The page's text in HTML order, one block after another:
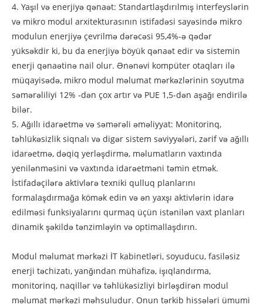
4. Yaşıl və enerjiyə qənaət: Standartlaşdırılmış interfeyslərin
və mikro modul arxitekturasının istifadəsi sayəsində mikro
modulun enerjiyə çevrilmə dərəcəsi 95,4%-ə qədər
yüksəkdir ki, bu da enerjiyə böyük qənaət edir və sistemin
enerji qənaətinə nail olur. Ənənəvi kompüter otaqları ilə
müqayisədə, mikro modul məlumat mərkəzlərinin soyutma
səmərəliliyi 12% -dən çox artır və PUE 1,5-dən aşağı endirilə
bilər.
5. Ağıllı idarəetmə və səmərəli əməliyyat: Monitorinq,
təhlükəsizlik siqnalı və digər sistem səviyyələri, zərif və ağıllı
idarəetmə, dəqiq yerləşdirmə, məlumatların vaxtında
yenilənməsini və vaxtında idarəetməni təmin etmək.
İstifadəçilərə aktivlərə texniki qulluq planlarını
formalaşdırmağa kömək edin və ən yaxşı aktivlərin idarə
edilməsi funksiyalarını qurmaq üçün istənilən vaxt planları
dinamik şəkildə tənzimləyin və optimallaşdırın.
Modul məlumat mərkəzi İT kabinetləri, soyuducu, fasiləsiz
enerji təchizatı, yanğından mühafizə, işıqlandırma,
monitorinq, naqillər və təhlükəsizliyi birləşdirən modul
məlumat mərkəzi məhsuludur. Onun tərkib hissələri ümumi